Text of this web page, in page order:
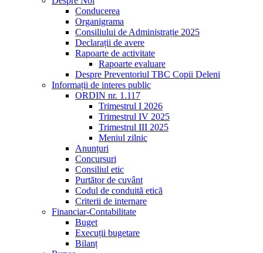
Conducerea
Organigrama
Consiliului de Administrație 2025
Declarații de avere
Rapoarte de activitate
Rapoarte evaluare
Despre Preventoriul TBC Copii Deleni
Informații de interes public
ORDIN nr. 1.117
Trimestrul I 2026
Trimestrul IV 2025
Trimestrul III 2025
Meniul zilnic
Anunțuri
Concursuri
Consiliul etic
Purtător de cuvânt
Codul de conduită etică
Criterii de internare
Financiar-Contabilitate
Buget
Execuții bugetare
Bilanț